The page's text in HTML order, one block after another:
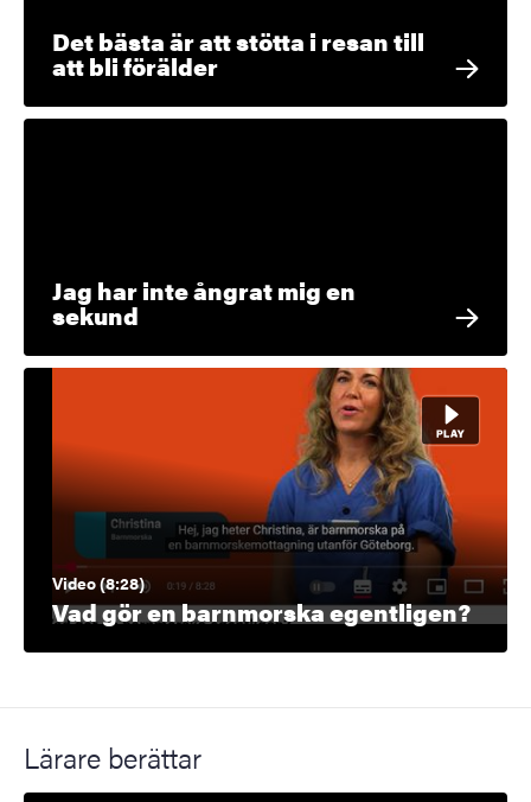
Det bästa är att stötta i resan till
att bli förälder
Jag har inte ångrat mig en
sekund
Video (8:28)
Vad gör en barnmorska egentligen?
Lärare berättar